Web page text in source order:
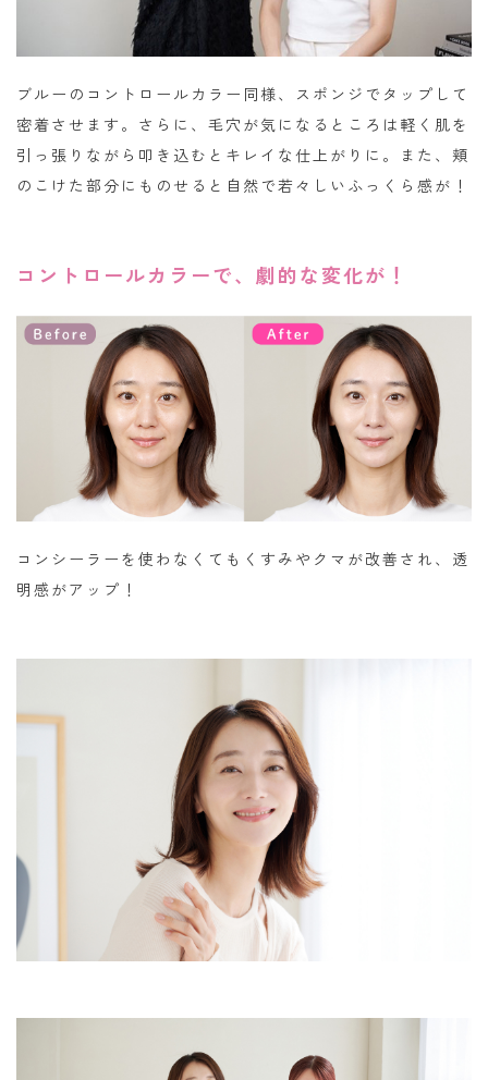
ブルーのコントロールカラー同様、スポンジでタップして
密着させます。さらに、毛穴が気になるところは軽く肌を
引っ張りながら叩き込むとキレイな仕上がりに。また、頬
のこけた部分にものせると自然で若々しいふっくら感が！
コントロールカラーで、劇的な変化が！
コンシーラーを使わなくてもくすみやクマが改善され、透
明感がアップ！